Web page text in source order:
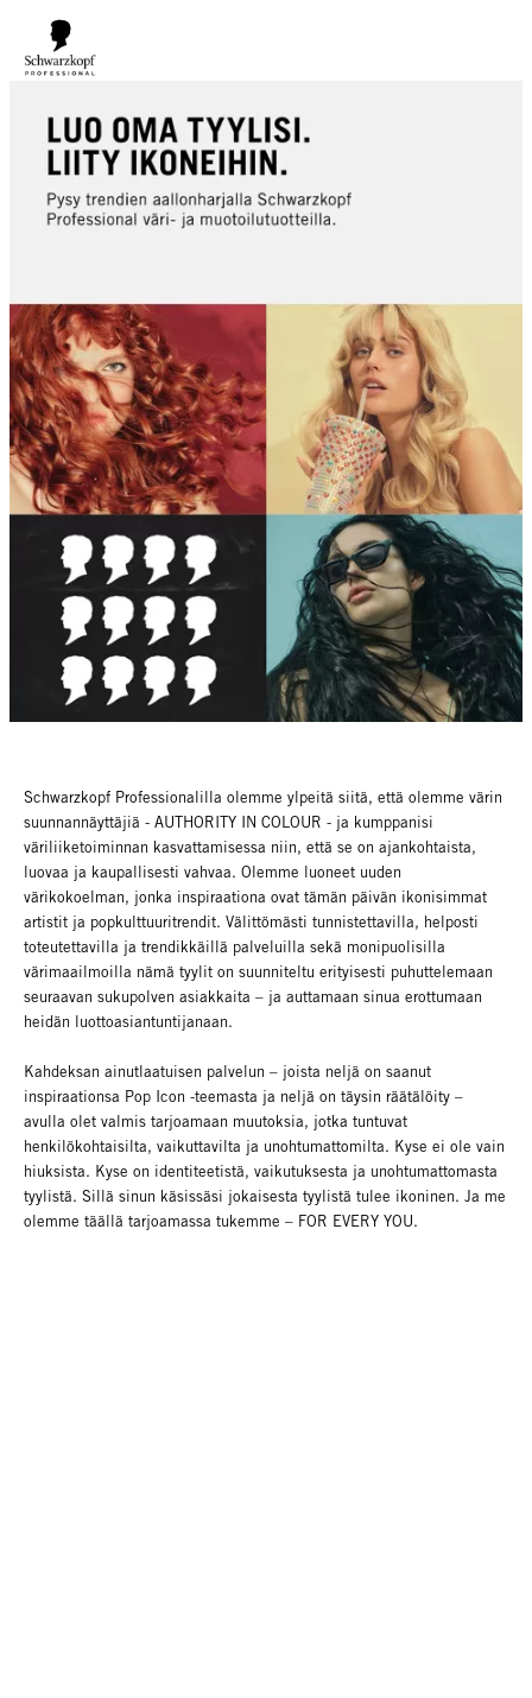
ILMAINEN TOIMITUS YLI 160 € TILAUKSIIN!
Schwarzkopf Professionalilla olemme ylpeitä siitä, että olemme värin
suunnannäyttäjiä - AUTHORITY IN COLOUR - ja kumppanisi
väriliiketoiminnan kasvattamisessa niin, että se on ajankohtaista,
luovaa ja kaupallisesti vahvaa. Olemme luoneet uuden
värikokoelman, jonka inspiraationa ovat tämän päivän ikonisimmat
artistit ja popkulttuuritrendit. Välittömästi tunnistettavilla, helposti
toteutettavilla ja trendikkäillä palveluilla sekä monipuolisilla
värimaailmoilla nämä tyylit on suunniteltu erityisesti puhuttelemaan
seuraavan sukupolven asiakkaita – ja auttamaan sinua erottumaan
heidän luottoasiantuntijanaan.
Kahdeksan ainutlaatuisen palvelun – joista neljä on saanut
inspiraationsa Pop Icon -teemasta ja neljä on täysin räätälöity –
avulla olet valmis tarjoamaan muutoksia, jotka tuntuvat
henkilökohtaisilta, vaikuttavilta ja unohtumattomilta. Kyse ei ole vain
hiuksista. Kyse on identiteetistä, vaikutuksesta ja unohtumattomasta
tyylistä. Sillä sinun käsissäsi jokaisesta tyylistä tulee ikoninen. Ja me
olemme täällä tarjoamassa tukemme – FOR EVERY YOU.